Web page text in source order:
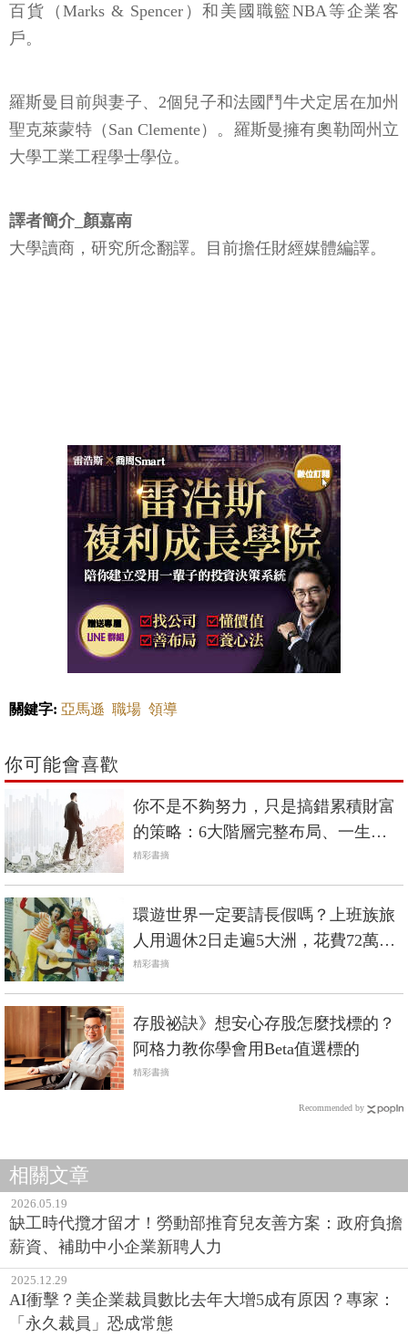
百貨（Marks & Spencer）和美國職籃NBA等企業客
戶。
羅斯曼目前與妻子、2個兒子和法國鬥牛犬定居在加州
聖克萊蒙特（San Clemente）。羅斯曼擁有奧勒岡州立
大學工業工程學士學位。
譯者簡介_顏嘉南
大學讀商，研究所念翻譯。目前擔任財經媒體編譯。
關鍵字: 亞馬遜 職場 領導
你可能會喜歡
你不是不夠努力，只是搞錯累積財富
的策略：6大階層完整布局、一生受
用的「財富階梯」！
精彩書摘
環遊世界一定要請長假嗎？上班族旅
人用週休2日走遍5大洲，花費72萬圓
夢！
精彩書摘
存股祕訣》想安心存股怎麼找標的？
阿格力教你學會用Beta值選標的
精彩書摘
Recommended by
相關文章
2026.05.19
缺工時代攬才留才！勞動部推育兒友善方案：政府負擔
薪資、補助中小企業新聘人力
2025.12.29
AI衝擊？美企業裁員數比去年大增5成有原因？專家：
「永久裁員」恐成常態